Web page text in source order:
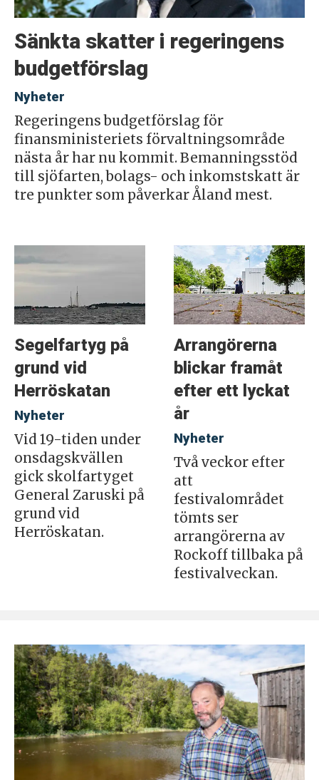
Sänkta skatter i regeringens
budgetförslag
Nyheter
Regeringens budgetförslag för
finansministeriets förvaltningsområde
nästa år har nu kommit. Bemanningsstöd
till sjöfarten, bolags- och inkomstskatt är
tre punkter som påverkar Åland mest.
Segelfartyg på
grund vid
Herröskatan
Nyheter
Vid 19-tiden under
onsdagskvällen
gick skolfartyget
General Zaruski på
grund vid
Herröskatan.
Arrangörerna
blickar framåt
efter ett lyckat
år
Nyheter
Två veckor efter
att
festivalområdet
tömts ser
arrangörerna av
Rockoff tillbaka på
festivalveckan.